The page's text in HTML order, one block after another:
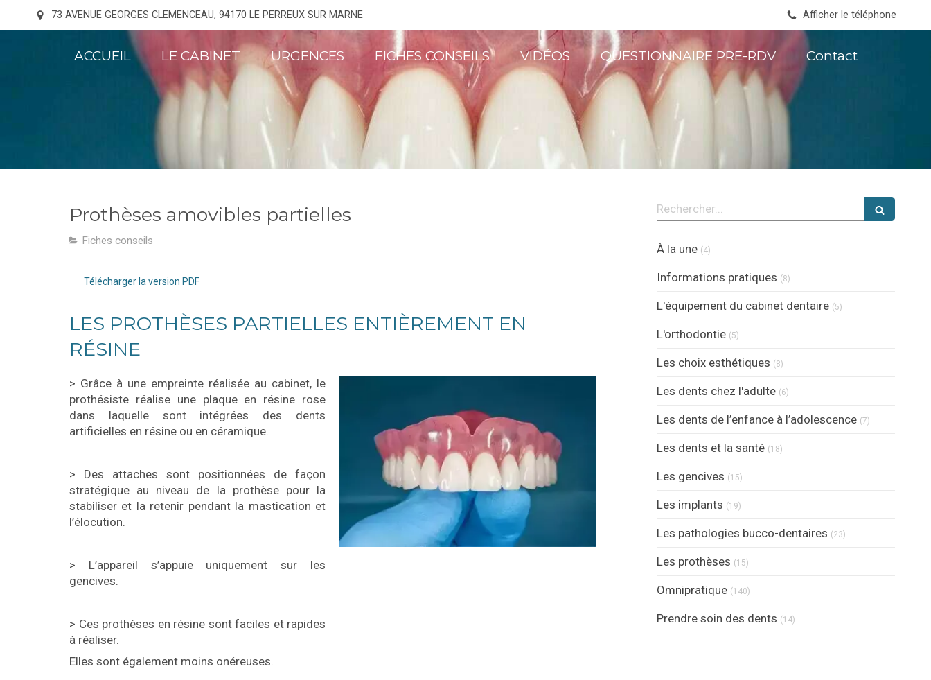
73 AVENUE GEORGES CLEMENCEAU, 94170 LE PERREUX SUR MARNE Afficher le téléphone
ACCUEIL LE CABINET URGENCES FICHES CONSEILS VIDÉOS QUESTIONNAIRE PRE-RDV Contact
Prothèses amovibles partielles
Fiches conseils
Télécharger la version PDF
LES PROTHÈSES PARTIELLES ENTIÈREMENT EN
RÉSINE
> Grâce à une empreinte réalisée au cabinet, le
prothésiste réalise une plaque en résine rose
dans laquelle sont intégrées des dents
artificielles en résine ou en céramique.
> Des attaches sont positionnées de façon
stratégique au niveau de la prothèse pour la
stabiliser et la retenir pendant la mastication et
l’élocution.
> L’appareil s’appuie uniquement sur les
gencives.
> Ces prothèses en résine sont faciles et rapides
à réaliser.
Elles sont également moins onéreuses.
Rechercher
À la une (4)
Informations pratiques (8)
L'équipement du cabinet dentaire (5)
L'orthodontie (5)
Les choix esthétiques (8)
Les dents chez l'adulte (6)
Les dents de l’enfance à l’adolescence (7)
Les dents et la santé (18)
Les gencives (15)
Les implants (19)
Les pathologies bucco-dentaires (23)
Les prothèses (15)
Omnipratique (140)
Prendre soin des dents (14)